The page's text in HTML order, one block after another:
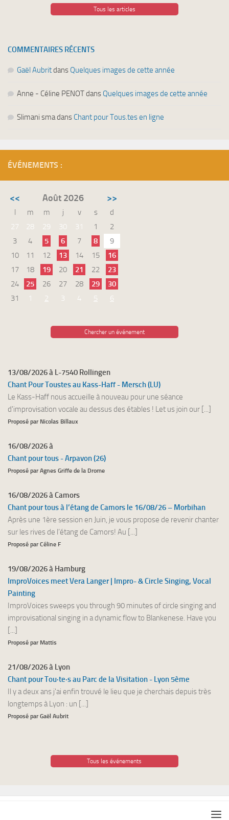
Tous les articles
COMMENTAIRES RÉCENTS
Gaël Aubritdans Quelques images de cette année
Anne - Céline PENOTdans Quelques images de cette année
Slimani smadans Chant pour Tous.tes en ligne
ÉVÉNEMENTS :
<< Août 2026 >>
l m m j v s
d
27
28 29 30 31 1
2
3
4 5 6 7 8
9
10
11 12 13 14 15
16
17
18 19 20 21 22
23
24
25 26 27 28 29
30
31
1 2 3 4 5 6
Chercher un événement
13/08/2026 à L-7540 Rollingen
Chant Pour Toustes au Kass-Haff - Mersch (LU)
Le Kass-Haff nous accueille à nouveau pour une séance
d'improvisation vocale au dessus des étables ! Let us join our [...]
Proposé par Nicolas Billaux
16/08/2026 à
Chant pour tous - Arpavon (26)
Proposé par Agnes Griffe de la Drome
16/08/2026 à Camors
Chant pour tous à l’étang de Camors le 16/08/26 – Morbihan
Après une 1ère session en Juin, je vous propose de revenir chanter
sur les rives de l’étang de Camors! Au [...]
Proposé par Céline F
19/08/2026 à Hamburg
ImproVoices meet Vera Langer | Impro- & Circle Singing, Vocal
Painting
ImproVoices sweeps you through 90 minutes of circle singing and
improvisational singing in a dynamic flow to Blankenese. Have you
[...]
Proposé par Mattis
21/08/2026 à Lyon
Chant pour Tou·te·s au Parc de la Visitation - Lyon 5ème
Il y a deux ans j'ai enfin trouvé le lieu que je cherchais depuis très
longtemps à Lyon : un [...]
Proposé par Gaël Aubrit
Tous les événements